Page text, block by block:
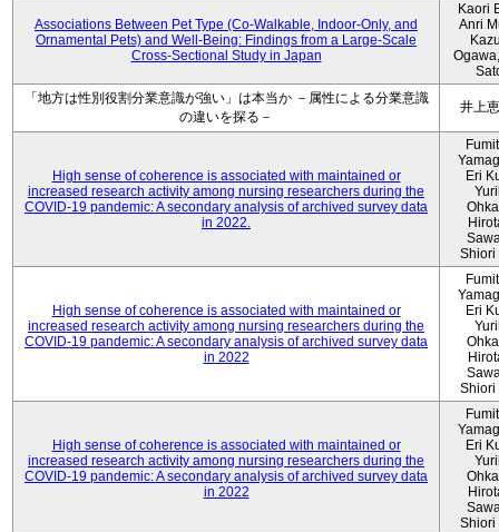
Associations Between Pet Type (Co-Walkable, Indoor-Only, and
Ornamental Pets) and Well-Being: Findings from a Large-Scale
Cross-Sectional Study in Japan
Kaori
Anri
「地方は性別役割分業意識が強い」は本当か －属性による分業意識
の違いを探る－
井上
High sense of coherence is associated with maintained or
increased research activity among nursing researchers during the
COVID-19 pandemic: A secondary analysis of archived survey data
in 2022.
Eri
Shiori
High sense of coherence is associated with maintained or
increased research activity among nursing researchers during the
COVID-19 pandemic: A secondary analysis of archived survey data
in 2022
Eri
Shiori
High sense of coherence is associated with maintained or
increased research activity among nursing researchers during the
COVID-19 pandemic: A secondary analysis of archived survey data
in 2022
Eri
Shiori